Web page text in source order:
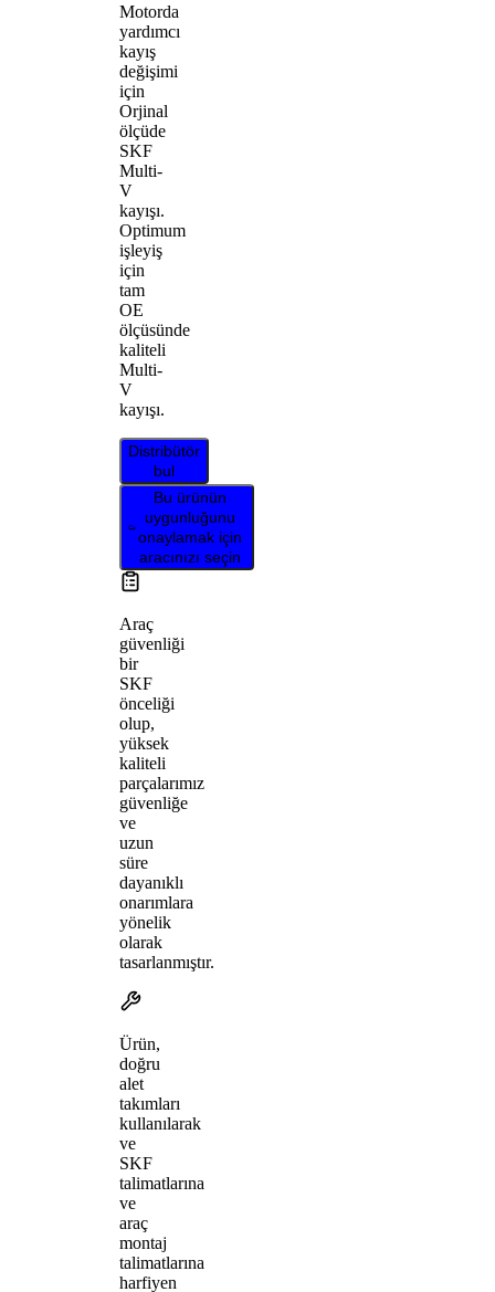
Motorda
yardımcı
kayış
değişimi
için
Orjinal
ölçüde
SKF
Multi-
V
kayışı.
Optimum
işleyiş
için
tam
OE
ölçüsünde
kaliteli
Multi-
V
kayışı.
Distribütör
bul
Bu ürünün
uygunluğunu
onaylamak için
aracınızı seçin
Araç
güvenliği
bir
SKF
önceliği
olup,
yüksek
kaliteli
parçalarımız
güvenliğe
ve
uzun
süre
dayanıklı
onarımlara
yönelik
olarak
tasarlanmıştır.
Ürün,
doğru
alet
takımları
kullanılarak
ve
SKF
talimatlarına
ve
araç
montaj
talimatlarına
harfiyen